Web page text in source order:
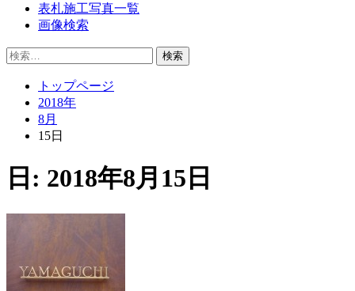
表札施工写真一覧
画像検索
検
トップページ
2018年
8月
15日
日: 2018年8月15日